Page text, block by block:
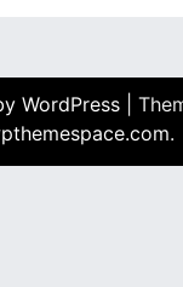
WordPress
.